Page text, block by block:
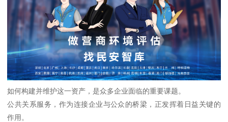
如何构建并维护这一资产，是众多企业面临的重要课题。
公共关系服务，作为连接企业与公众的桥梁，正发挥着日益关键的
作用。